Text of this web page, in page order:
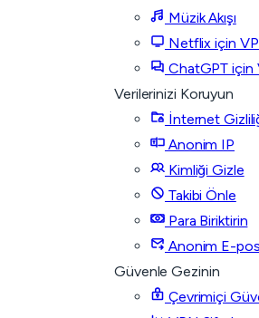
Müzik Akışı
Netflix için
ChatGPT için
Verilerinizi Koruyun
İnternet
Anonim IP
Kimliği Gizle
Takibi Önle
Para Biriktirin
Anonim E-
Güvenle Gezinin
Çevrimiçi